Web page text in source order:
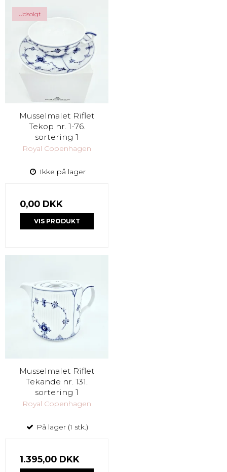
Udsolgt
Musselmalet Riflet
Tekop nr. 1-76.
sortering 1
Royal Copenhagen
Ikke på lager
0,00 DKK
VIS PRODUKT
Musselmalet Riflet
Tekande nr. 131.
sortering 1
Royal Copenhagen
På lager (1 stk.)
1.395,00 DKK